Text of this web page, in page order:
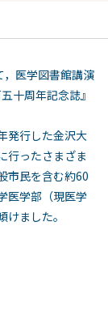
医学図書館講演
十周年記念誌』
発行した金沢大
行ったさまざま
市民を含む約60
医学部（現医学
ました。